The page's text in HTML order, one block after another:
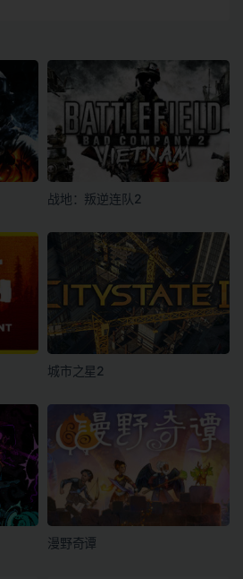
战地：叛逆连队2
城市之星2
漫野奇谭